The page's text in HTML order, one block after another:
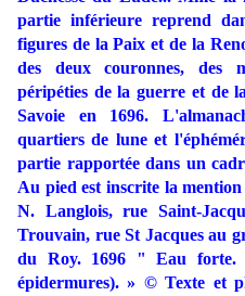
partie inférieure reprend
figures de la Paix et de la
des deux couronnes, des
péripéties de la guerre et de
Savoie en 1696.
quartiers de lune et
partie rapportée dans un
Au pied est inscrite la
N. Langlois, rue Saint-
Trouvain, rue St Jacques au
du Roy. 1696 " Eau forte.
épidermures). » © Texte et